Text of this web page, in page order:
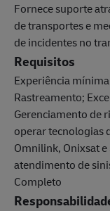
Fornece suporte
de transportes e
de incidentes no
Requisitos
Experiência
Rastreamento;
Gerenciamento de
operar tecnologias
Omnilink, Onixsat
atendimento de
Completo